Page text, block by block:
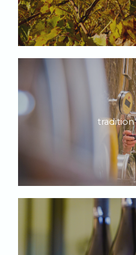
tradition